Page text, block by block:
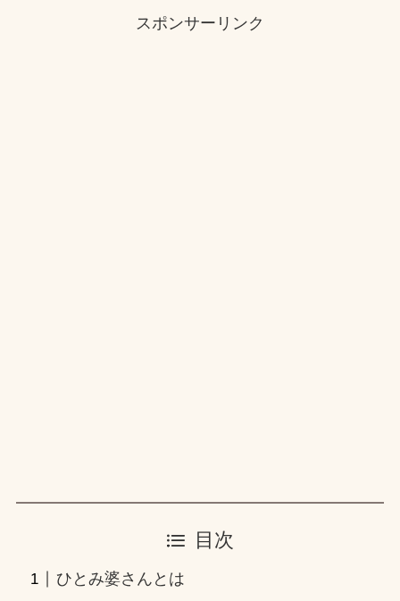
スポンサーリンク
目次
ひとみ婆さんとは